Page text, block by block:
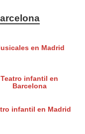
en Madrid
Teatro infantil en
Barcelona
infantil en Madrid